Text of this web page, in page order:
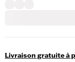
Livraison gratuite à